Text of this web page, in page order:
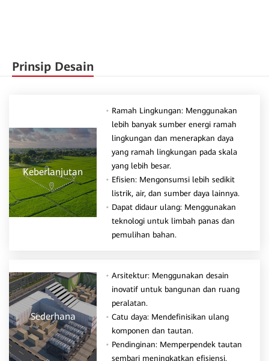
Prinsip Desain
Ramah Lingkungan: Menggunakan
lebih banyak sumber energi ramah
lingkungan dan menerapkan daya
yang ramah lingkungan pada skala
yang lebih besar.
Efisien: Mengonsumsi lebih sedikit
listrik, air, dan sumber daya lainnya.
Dapat didaur ulang: Menggunakan
teknologi untuk limbah panas dan
pemulihan bahan.
Keberlanjutan
Sederhana
Arsitektur: Menggunakan desain
inovatif untuk bangunan dan ruang
peralatan.
Catu daya: Mendefinisikan ulang
komponen dan tautan.
Pendinginan: Memperpendek tautan
sembari meningkatkan efisiensi.